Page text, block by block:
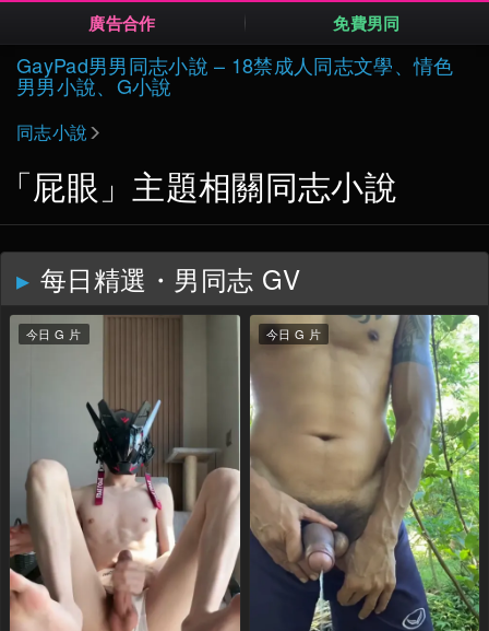
廣告合作 免費男同
Skip
to
GayPad男男同志小說 – 18禁成人同志文學、情色
男男小說、G小說
同志小說
「屁眼」主題相關同志小說
每日精選・男同志 GV
今日 G 片 今日 G 片